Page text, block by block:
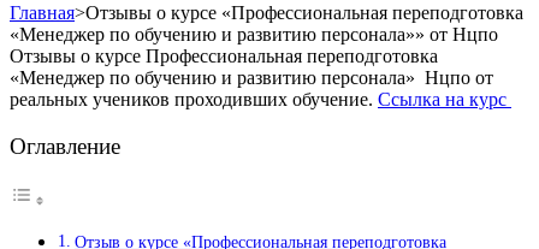
Главная>Отзывы о курсе «Профессиональная переподготовка
«Менеджер по обучению и развитию персонала»» от Нцпо
Отзывы о курсе Профессиональная переподготовка
«Менеджер по обучению и развитию персонала» Нцпо от
реальных учеников проходивших обучение. Ссылка на курс
Оглавление
Отзыв о курсе «Профессиональная переподготовка